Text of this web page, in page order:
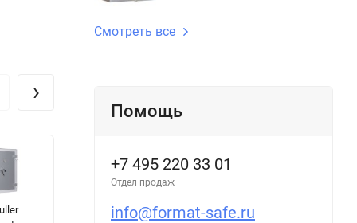
Оружейный
Сейф Muller
›
Смотреть все
Помощь
+7 495 220 33 01
Отдел продаж
info@format-safe.ru